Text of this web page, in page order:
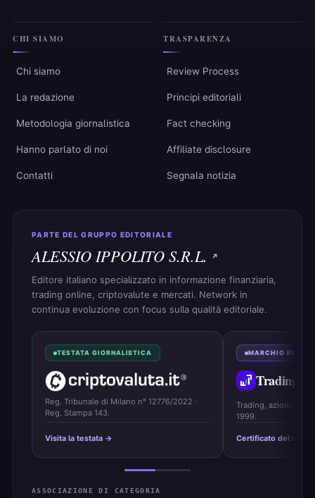
CHI SIAMO
Chi siamo
La redazione
Metodologia giornalistica
Hanno parlato di noi
Contatti
TRASPARENZA
Review Process
Principi editoriali
Fact checking
Affiliate disclosure
Segnala notizia
PARTE DEL GRUPPO EDITORIALE
ALESSIO IPPOLITO S.R.L.
Editore italiano specializzato in informazione finanziaria,
trading online, criptovalute e mercati. Network in
continua evoluzione con focus sulla qualità editoriale.
TESTATA GIORNALISTICA
Reg. Tribunale di Milano n° 12776/2022 ·
Reg. Stampa 143.
Visita la testata →
MARCHIO
Trading
Trading, azioni, ETF
1999.
Certificato del
ASSOCIAZIONE DI CATEGORIA